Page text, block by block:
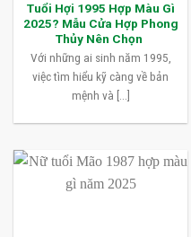
Tuổi Hợi 1995 Hợp Màu Gì
2025? Mẫu Cửa Hợp Phong
Thủy Nên Chọn
Với những ai sinh năm 1995,
việc tìm hiểu kỹ càng về bản
mệnh và [...]